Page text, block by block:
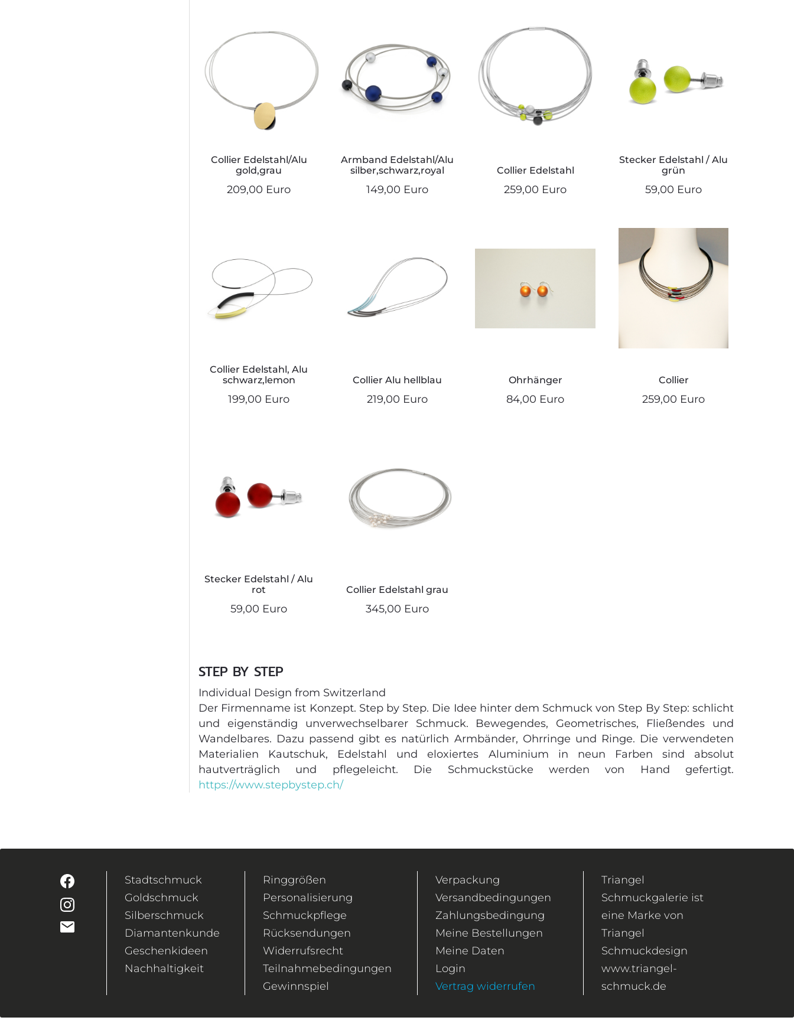
Collier Edelstahl/Alu
gold,grau
209,00 Euro
Armband Edelstahl/Alu
silber,schwarz,royal
149,00 Euro
Collier Edelstahl
259,00 Euro
Stecker Edelstahl / Alu
grün
59,00 Euro
Collier Edelstahl, Alu
schwarz,lemon
199,00 Euro
Collier Alu hellblau
219,00 Euro
Ohrhänger
84,00 Euro
Collier
259,00 Euro
Stecker Edelstahl / Alu
rot
59,00 Euro
Collier Edelstahl grau
345,00 Euro
STEP BY STEP
Individual Design from Switzerland
Der Firmenname ist Konzept. Step by Step. Die Idee hinter dem Schmuck von Step By Step: schlicht
und eigenständig unverwechselbarer Schmuck. Bewegendes, Geometrisches, Fließendes und
Wandelbares. Dazu passend gibt es natürlich Armbänder, Ohrringe und Ringe. Die verwendeten
Materialien Kautschuk, Edelstahl und eloxiertes Aluminium in neun Farben sind absolut
hautverträglich und pflegeleicht. Die Schmuckstücke werden von Hand gefertigt.
https://www.stepbystep.ch/
Stadtschmuck
Goldschmuck
Silberschmuck
Diamantenkunde
Geschenkideen
Nachhaltigkeit
Ringgrößen
Personalisierung
Schmuckpflege
Rücksendungen
Widerrufsrecht
Teilnahmebedingungen
Gewinnspiel
Verpackung
Versandbedingungen
Zahlungsbedingung
Meine Bestellungen
Meine Daten
Login
Vertrag widerrufen
Triangel
Schmuckgalerie ist
eine Marke von
Triangel
Schmuckdesign
www.triangel-
schmuck.de